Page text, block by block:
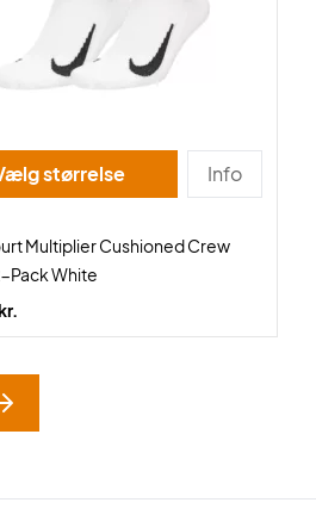
Vælg størrelse Info
Multiplier Cushioned Crew
Pack White